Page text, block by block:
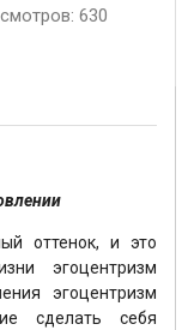
630
оттенок, и это
эгоцентризм
эгоцентризм
сделать себя